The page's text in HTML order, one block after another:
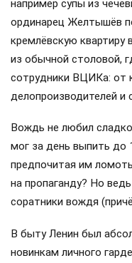
например супы из
ординарец Желтышёв
кремлёвскую квартиру
из обычной столовой,
сотрудники ВЦИКа: от
делопроизводителей и
Вождь не любил
мог за день выпить до
предпочитая им
на пропаганду? Но
соратники вождя
В быту Ленин был
новинкам личного